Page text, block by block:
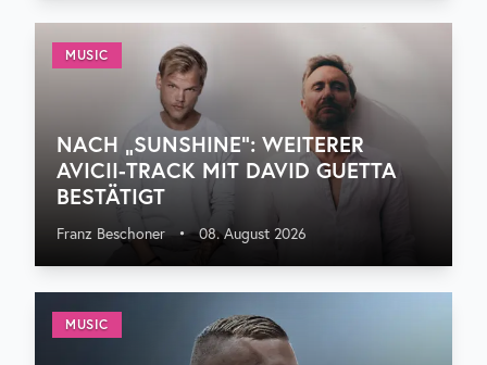
MUSIC
NACH „SUNSHINE“: WEITERER
AVICII-TRACK MIT DAVID GUETTA
BESTÄTIGT
Franz Beschoner • 08. August 2026
MUSIC